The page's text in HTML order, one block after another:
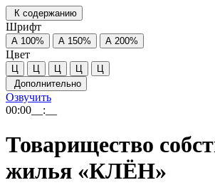
К содержанию
Шрифт
А 100% А 150% А 200%
Цвет
Ц Ц Ц Ц
Ц
Дополнительно
Озвучить
00:00 __:__
Товарищество
жилья «КЛЁН»